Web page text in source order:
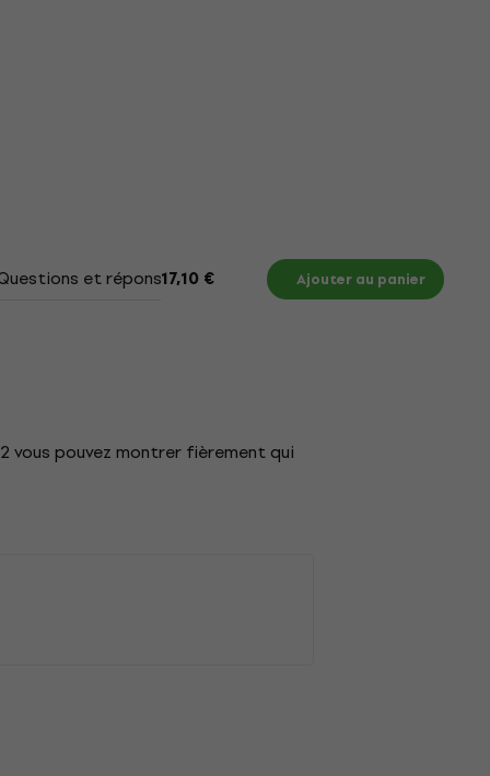
et réponses Documents Tableau
17,10 € Ajouter au panier
vous pouvez montrer fièrement qui